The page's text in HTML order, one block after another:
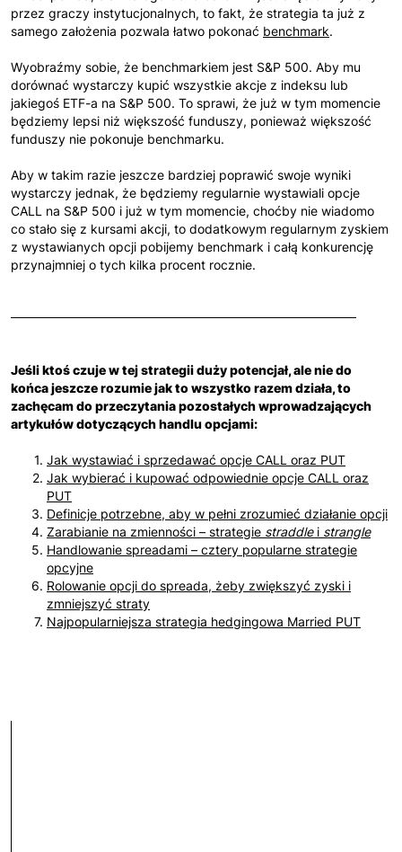
przez graczy instytucjonalnych, to fakt, że strategia ta już z
samego założenia pozwala łatwo pokonać benchmark.
Wyobraźmy sobie, że benchmarkiem jest S&P 500. Aby mu
dorównać wystarczy kupić wszystkie akcje z indeksu lub
jakiegoś ETF-a na S&P 500. To sprawi, że już w tym momencie
będziemy lepsi niż większość funduszy, ponieważ większość
funduszy nie pokonuje benchmarku.
Aby w takim razie jeszcze bardziej poprawić swoje wyniki
wystarczy jednak, że będziemy regularnie wystawiali opcje
CALL na S&P 500 i już w tym momencie, choćby nie wiadomo
co stało się z kursami akcji, to dodatkowym regularnym zyskiem
z wystawianych opcji pobijemy benchmark i całą konkurencję
przynajmniej o tych kilka procent rocznie.
Jeśli ktoś czuje w tej strategii duży potencjał, ale nie do
końca jeszcze rozumie jak to wszystko razem działa, to
zachęcam do przeczytania pozostałych wprowadzających
artykułów dotyczących handlu opcjami:
Jak wystawiać i sprzedawać opcje CALL oraz PUT
Jak wybierać i kupować odpowiednie opcje CALL oraz
PUT
Definicje potrzebne, aby w pełni zrozumieć działanie opcji
Zarabianie na zmienności – strategie straddlei strangle
Handlowanie spreadami – cztery popularne strategie
opcyjne
Rolowanie opcji do spreada, żeby zwiększyć zyski i
zmniejszyć straty
Najpopularniejsza strategia hedgingowa Married PUT